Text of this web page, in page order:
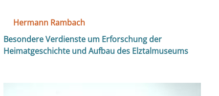
Hermann Rambach
Besondere Verdienste um Erforschung der
Heimatgeschichte und Aufbau des Elztalmuseums